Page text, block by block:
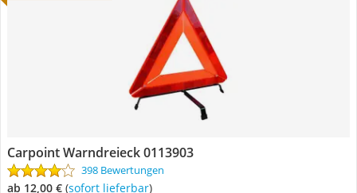
Carpoint Warndreieck 0113903
398 Bewertungen
ab 12,00 € ( Sofort lieferbar)